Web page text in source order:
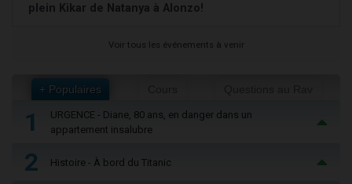
plein Kikar de Natanya à Alonzo!
Voir tous les événements à venir
+ Populaires
1
URGENCE - Diane, 80 ans, en danger dans un
appartement insalubre
2 Histoire - À bord du Titanic